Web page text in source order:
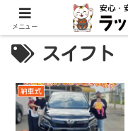
スイフト
納車式
メニュー